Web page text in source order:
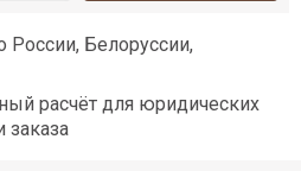
России, Белоруссии,
расчёт для юридических